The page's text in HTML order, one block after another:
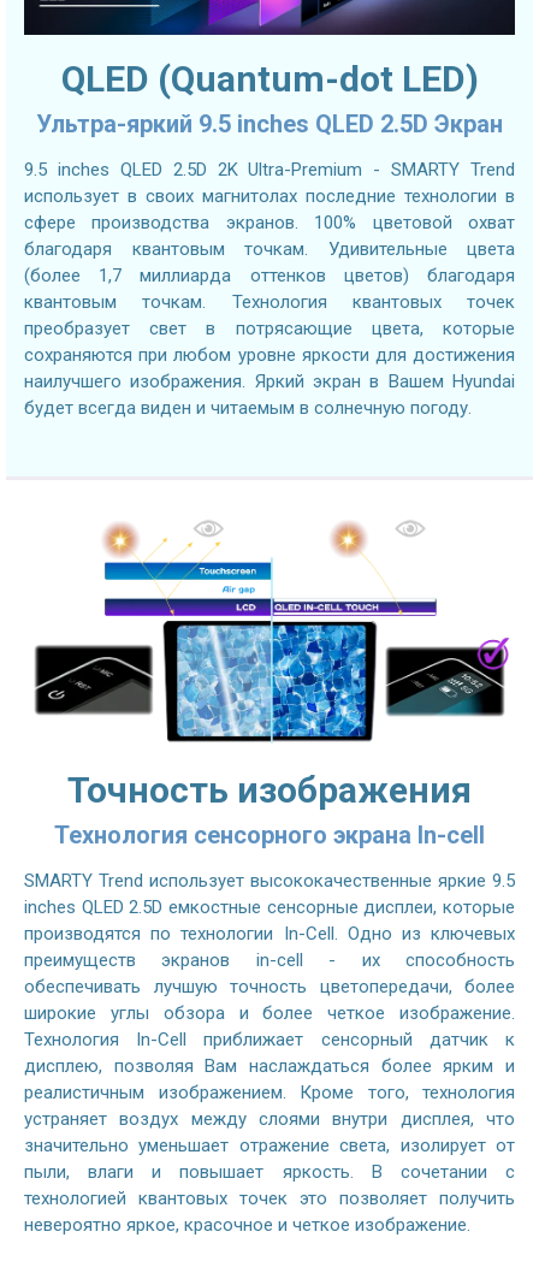
QLED (Quantum-dot LED)
Ультра-яркий 9.5 inches QLED 2.5D Экран
9.5 inches QLED 2.5D 2K Ultra-Premium - SMARTY Trend
использует в своих магнитолах последние технологии в
сфере производства экранов. 100% цветовой охват
благодаря квантовым точкам. Удивительные цвета
(более 1,7 миллиарда оттенков цветов) благодаря
квантовым точкам. Технология квантовых точек
преобразует свет в потрясающие цвета, которые
сохраняются при любом уровне яркости для достижения
наилучшего изображения. Яркий экран в Вашем Hyundai
будет всегда виден и читаемым в солнечную погоду.
Точность изображения
Технология сенсорного экрана In-cell
SMARTY Trend использует высококачественные яркие 9.5
inches QLED 2.5D емкостные сенсорные дисплеи, которые
производятся по технологии In-Cell. Одно из ключевых
преимуществ экранов in-cell - их способность
обеспечивать лучшую точность цветопередачи, более
широкие углы обзора и более четкое изображение.
Технология In-Cell приближает сенсорный датчик к
дисплею, позволяя Вам наслаждаться более ярким и
реалистичным изображением. Кроме того, технология
устраняет воздух между слоями внутри дисплея, что
значительно уменьшает отражение света, изолирует от
пыли, влаги и повышает яркость. В сочетании с
технологией квантовых точек это позволяет получить
невероятно яркое, красочное и четкое изображение.